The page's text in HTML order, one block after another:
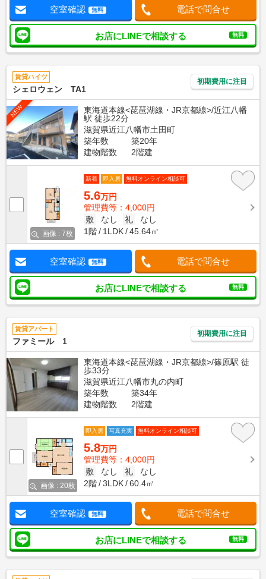
空室確認 無料 電話で問合せ
お店にLINEで相談する 無料
賃貸ハイツ
シェロウェン TA1
初期費用に注目
NEW
東海道本線<琵琶湖線・JR京都線>/近江八幡
駅 徒歩22分
滋賀県近江八幡市土田町
築年数
築20年
建物階数
2階建
画像 : 7枚
新着 即入居 無料オンライン相談可
5.6万円
管理費等：4,000円
敷
なし 礼
なし
1階
1LDK 45.64㎡
空室確認 無料 電話で問合せ
お店にLINEで相談する 無料
賃貸アパート
ファミール 1
初期費用に注目
東海道本線<琵琶湖線・JR京都線>/篠原駅 徒
歩33分
滋賀県近江八幡市丸の内町
築年数
築34年
建物階数
2階建
画像 : 20枚
即入居 写真充実 無料オンライン相談可
5.8万円
管理費等：4,000円
敷
なし 礼
なし
2階
3LDK 60.4㎡
空室確認 無料 電話で問合せ
お店にLINEで相談する 無料